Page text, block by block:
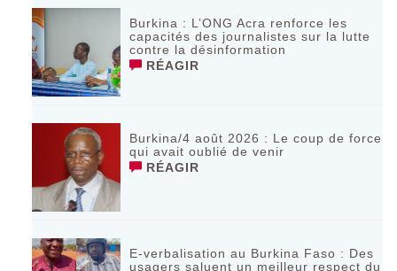
Burkina : L’ONG Acra renforce les
capacités des journalistes sur la lutte
contre la désinformation
RÉAGIR
Burkina/4 août 2026 : Le coup de force
qui avait oublié de venir
RÉAGIR
E-verbalisation au Burkina Faso : Des
usagers saluent un meilleur respect du